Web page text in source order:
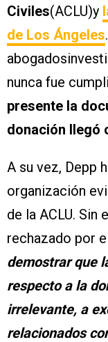
Civiles(ACLU)y
de Los Ángeles
nunca fue
presente la
donación llegó
A su vez, Depp
organización
de la ACLU. Sin
rechazado por
demostrar que
respecto a la
irrelevante, a
relacionados